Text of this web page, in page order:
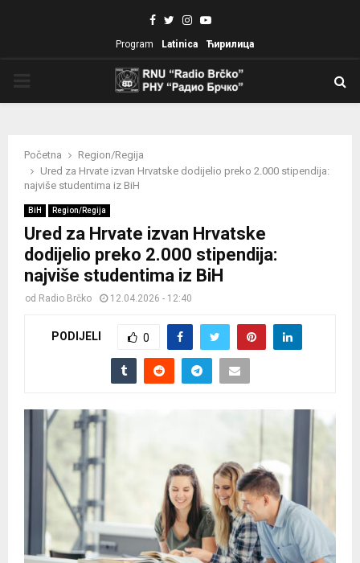
Facebook
TwitterInstagram
Youtube
Program Latinica Ћирилица
Početna
Region/Regija
Ured za Hrvate izvan Hrvatske dodijelio preko 2.000 stipendija:
najviše studentima iz BiH
BiH Region/Regija
Ured za Hrvate izvan Hrvatske
dodijelio preko 2.000 stipendija:
najviše studentima iz BiH
od Radio Brčko 12.04.2026 - 12:40
PODIJELI 0